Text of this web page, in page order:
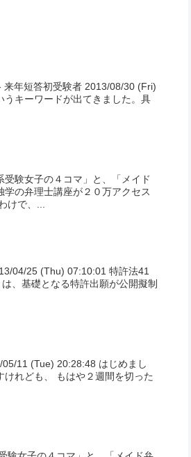
年短答初受験者 2013/08/30 (Fri)
キーワードが出てきました。具
験女子の４コマ」と、「メイド
の弁理士講座が２０万アクセス
けで、...
04/25 (Thu) 07:10:01 特許法41
、基礎となる特許出願が公開擬制
11 (Tue) 20:28:48 はじめまし
れども、 もはや２週間を切った